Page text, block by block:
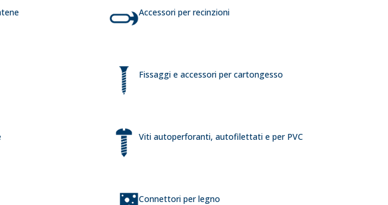
Accessori per recinzioni
Fissaggi e accessori per cartongesso
Viti autoperforanti, autofilettati e per PVC
Connettori per legno